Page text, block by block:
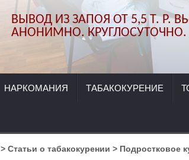
ВЫВОД ИЗ ЗАПОЯ ОТ 5,5 Т. Р.
АНОНИМНО. КРУГЛОСУТОЧНО.
НАРКОМАНИЯ ТАБАКОКУРЕНИЕ
> Статьи о табакокурении > Подростковое